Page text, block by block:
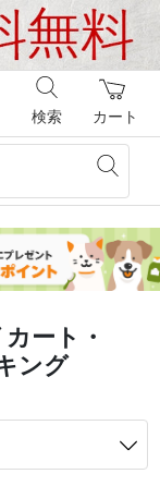
カート
検索
ート・
ング